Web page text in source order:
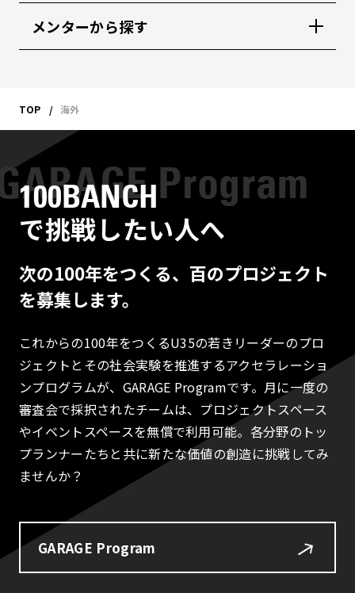
メンターから探す
TOP 海外
100BANCH
で挑戦したい人へ
次の100年をつくる、百のプロジェクト
を募集します。
これからの100年をつくるU35の若きリーダーのプロ
ジェクトとその社会実験を推進するアクセラレーショ
ンプログラムが、GARAGE Programです。月に一度の
審査会で採択されたチームは、プロジェクトスペース
やイベントスペースを無償で利用可能。各分野のトッ
プランナーたちと共に新たな価値の創造に挑戦してみ
ませんか？
GARAGE Program